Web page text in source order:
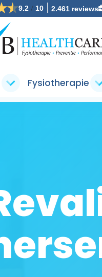
9.2 / 10 2.461 reviews
Fysiotherapie